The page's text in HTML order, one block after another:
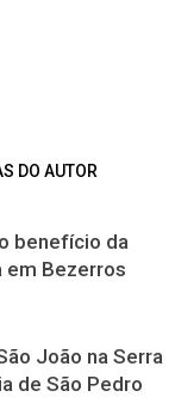
DO AUTOR
benefício da
em Bezerros
João na Serra
de São Pedro